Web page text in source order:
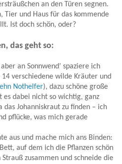
an den Türen segnen.
Tier und Haus für das kommende
Ist doch schön, oder?
das geht so:
an Sonnwend’ spaziere ich
verschiedene wilde Kräuter und
Nothelfer), dazu schöne große
es dabei nicht so wichtig, ganz
Johanniskraut zu finden – ich
pflücke, was mich gerade
aus und mache mich ans Binden:
auf dem ich die Pflanzen schön
zusammen und schneide die